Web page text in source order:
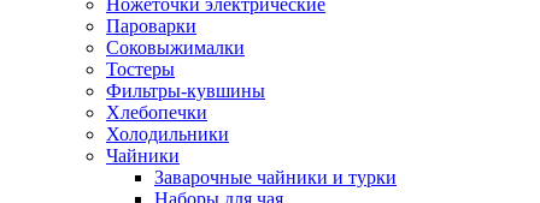
Ножеточки электрические
Пароварки
Соковыжималки
Тостеры
Фильтры-кувшины
Хлебопечки
Холодильники
Чайники
Заварочные чайники и турки
Наборы для чая